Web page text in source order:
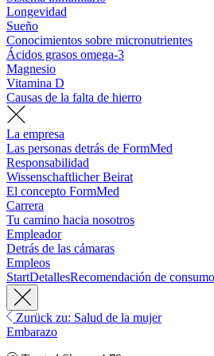
Longevidad
Sueño
Conocimientos sobre micronutrientes
Ácidos grasos omega-3
Magnesio
Vitamina D
Causas de la falta de hierro
La empresa
Las personas detrás de FormMed
Responsabilidad
Wissenschaftlicher Beirat
El concepto FormMed
Carrera
Tu camino hacia nosotros
Empleador
Detrás de las cámaras
Empleos
StartDetallesRecomendación de consumo
Zurück zu: Salud de la mujer
Embarazo